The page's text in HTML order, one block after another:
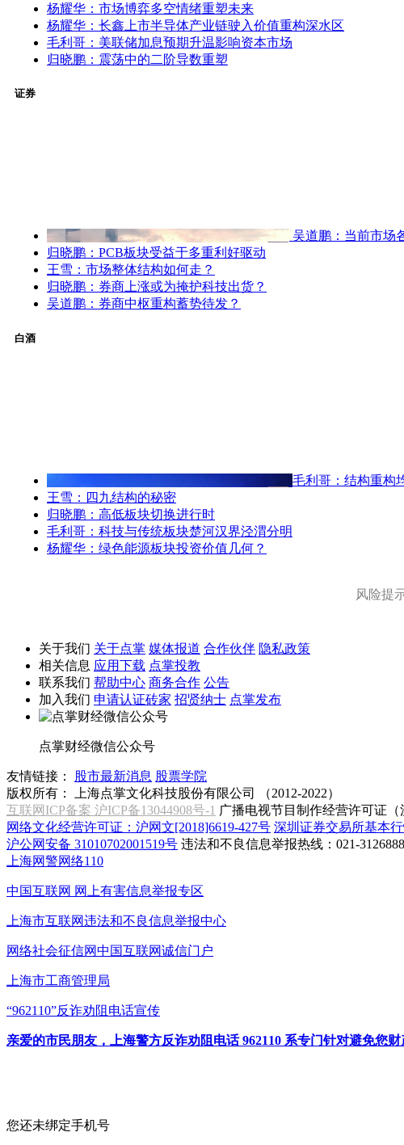
杨耀华：市场博弈多空情绪重塑未来
杨耀华：长鑫上市半导体产业链驶入价值重构深水区
毛利哥：美联储加息预期升温影响资本市场
归晓鹏：震荡中的二阶导数重塑
证券
吴道鹏：当前市场
归晓鹏：PCB板块受益于多重利好驱动
王雪：市场整体结构如何走？
归晓鹏：券商上涨或为掩护科技出货？
吴道鹏：券商中枢重构蓄势待发？
白酒
毛利哥：结构重构
王雪：四九结构的秘密
归晓鹏：高低板块切换进行时
毛利哥：科技与传统板块楚河汉界泾渭分明
杨耀华：绿色能源板块投资价值几何？
风险提
关于我们 关于点掌 媒体报道 合作伙伴 隐私政策
相关信息 应用下载 点掌投教
联系我们 帮助中心 商务合作 公告
加入我们 申请认证砖家 招贤纳士 点掌发布
点掌财经微信公众号
友情链接： 股市最新消息 股票学院
版权所有：
上海点掌文化科技股份有限公司 （2012-2022）
互联网ICP备案 沪ICP备13044908号-1 广播电视节目制作经营许可证（
网络文化经营许可证：沪网文[2018]6619-427号 深圳证券交易所基本
沪公网安备 31010702001519号 违法和不良信息举报热线：021-
上海网警网络110
中国互联网 网上有害信息举报专区
上海市互联网违法和不良信息举报中心
网络社会征信网中国互联网诚信门户
上海市工商管理局
“962110”反诈劝阻电话宣传
亲爱的市民朋友，上海警方反诈劝阻电话 962110 系专门针对避免您
您还未绑定手机号